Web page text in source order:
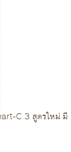
C 3 สูตรใหม่ มี